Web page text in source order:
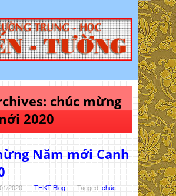
chúc mừng
2020
Năm mới Canh
2020 - THKT Blog - Tagged: chúc